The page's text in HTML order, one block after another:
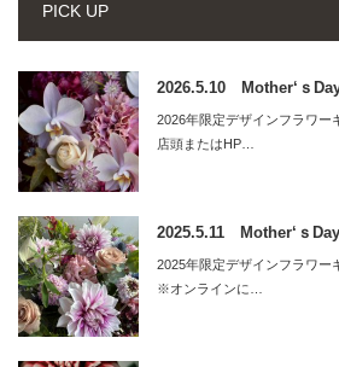
PICK UP
2026.5.10 Mother‘ｓ
2026年限定デザインフラワー
店頭またはHP…
2025.5.11 Mother‘ｓ
2025年限定デザインフラワー
※オンラインに…